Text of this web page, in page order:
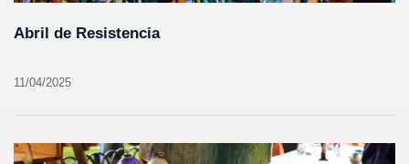
Abril de Resistencia
11/04/2025